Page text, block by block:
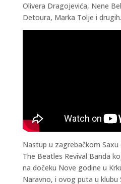
Olivera Dragojevića, Nene
Detoura, Marka Tolje i drugih.
Nastup u zagrebačkom
The Beatles Revival Banda
na dočeku Nove godine u
Naravno, i ovog puta u klubu